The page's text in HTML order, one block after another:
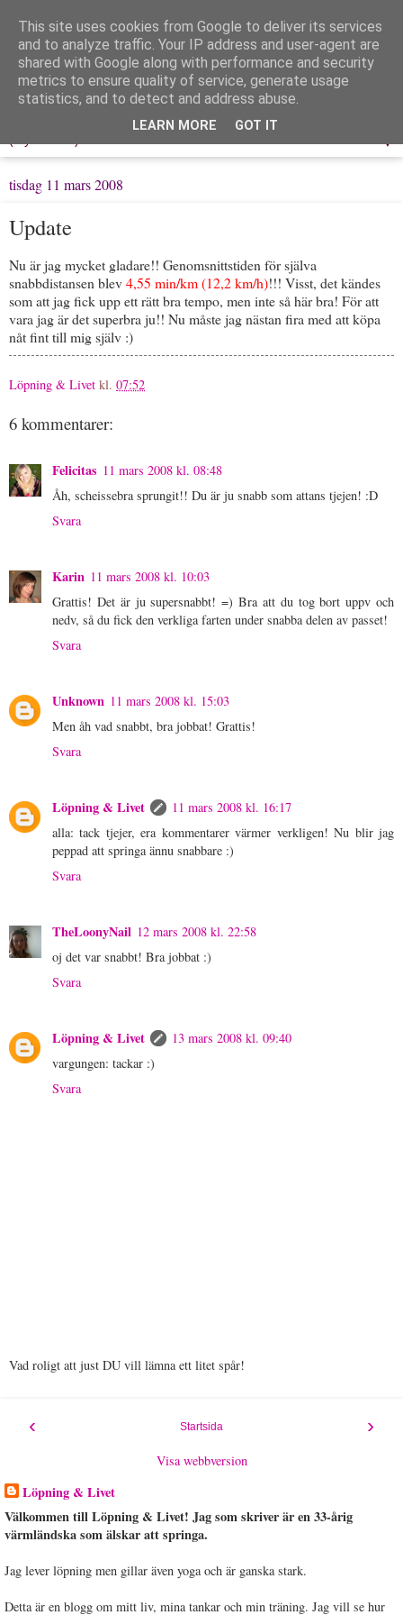
Löpning & Livet
Mitt liv, mina tankar & min träning
▼
tisdag 11 mars 2008
Update
Nu är jag mycket gladare!! Genomsnittstiden för själva
snabbdistansen blev4,55 min/km (12,2 km/h)!!! Visst, det kändes
som att jag fick upp ett rätt bra tempo, men inte så här bra! För att
vara jag är det superbra ju!! Nu måste jag nästan fira med att köpa
nåt fint till mig själv :)
Löpning & Livet kl. 07:52
6 kommentarer:
Felicitas 11 mars 2008 kl. 08:48
Åh, scheissebra sprungit!! Du är ju snabb som attans tjejen! :D
Svara
Karin 11 mars 2008 kl. 10:03
Grattis! Det är ju supersnabbt! =) Bra att du tog bort uppv och
nedv, så du fick den verkliga farten under snabba delen av passet!
Svara
Unknown 11 mars 2008 kl. 15:03
Men åh vad snabbt, bra jobbat! Grattis!
Svara
Löpning & Livet
11 mars 2008 kl. 16:17
alla: tack tjejer, era kommentarer värmer verkligen! Nu blir jag
peppad att springa ännu snabbare :)
Svara
TheLoonyNail 12 mars 2008 kl. 22:58
oj det var snabbt! Bra jobbat :)
Svara
Löpning & Livet
13 mars 2008 kl. 09:40
vargungen: tackar :)
Svara
Vad roligt att just DU vill lämna ett litet spår!
‹ ›
Startsida
Visa webbversion
Löpning & Livet
Välkommen till Löpning & Livet! Jag som skriver är en 33-årig
värmländska som älskar att springa.
Jag lever löpning men gillar även yoga och är ganska stark.
Detta är en blogg om mitt liv, mina tankar och min träning. Jag vill se hur
This site uses cookies from Google to deliver its services
and to analyze traffic. Your IP address and user-agent are
shared with Google along with performance and security
metrics to ensure quality of service, generate usage
statistics, and to detect and address abuse.
LEARN MORE GOT IT